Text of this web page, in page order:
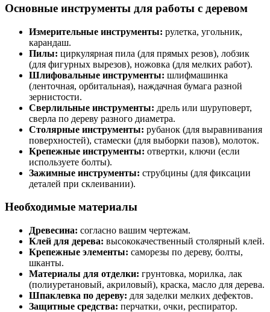
Основные инструменты для работы с деревом
Измерительные инструменты: рулетка, угольник,
карандаш.
Пилы: циркулярная пила (для прямых резов), лобзик
(для фигурных вырезов), ножовка (для мелких работ).
Шлифовальные инструменты: шлифмашинка
(ленточная, орбитальная), наждачная бумага разной
зернистости.
Сверлильные инструменты: дрель или шуруповерт,
сверла по дереву разного диаметра.
Столярные инструменты: рубанок (для выравнивания
поверхностей), стамески (для выборки пазов), молоток.
Крепежные инструменты: отвертки, ключи (если
используете болты).
Зажимные инструменты: струбцины (для фиксации
деталей при склеивании).
Необходимые материалы
Древесина: согласно вашим чертежам.
Клей для дерева: высококачественный столярный клей.
Крепежные элементы: саморезы по дереву, болты,
шканты.
Материалы для отделки: грунтовка, морилка, лак
(полиуретановый, акриловый), краска, масло для дерева.
Шпаклевка по дереву: для заделки мелких дефектов.
Защитные средства: перчатки, очки, респиратор.